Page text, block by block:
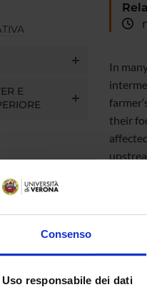
Consenso
Uso responsabile dei dati
E
In
their
Data